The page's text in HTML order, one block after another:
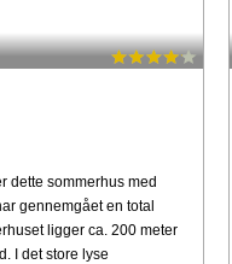
dette sommerhus med
gennemgået en total
ligger ca. 200 meter
I det store lyse